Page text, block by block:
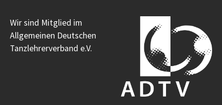
Wir sind Mitglied im
Allgemeinen Deutschen
Tanzlehrerverband e.V.